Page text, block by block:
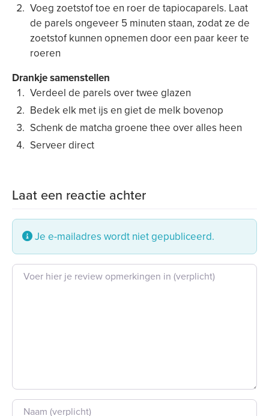
Voeg zoetstof toe en roer de tapiocaparels. Laat
de parels ongeveer 5 minuten staan, zodat ze de
zoetstof kunnen opnemen door een paar keer te
roeren
Drankje samenstellen
Verdeel de parels over twee glazen
Bedek elk met ijs en giet de melk bovenop
Schenk de matcha groene thee over alles heen
Serveer direct
Laat een reactie achter
Je e-mailadres wordt niet gepubliceerd.
Beoordeling tekst
Naam